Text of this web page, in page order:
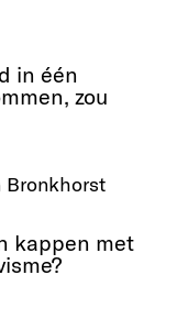
in één
zou
Bronkhorst
kappen met